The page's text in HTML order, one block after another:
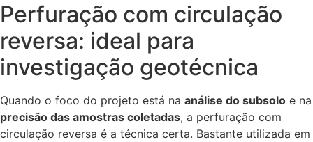
Perfuração com circulação
reversa: ideal para
investigação geotécnica
Quando o foco do projeto está na análise do subsolo e na
precisão das amostras coletadas, a perfuração com
circulação reversa é a técnica certa. Bastante utilizada em